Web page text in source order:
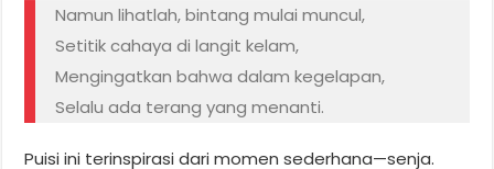
Namun lihatlah, bintang mulai muncul,
Setitik cahaya di langit kelam,
Mengingatkan bahwa dalam kegelapan,
Selalu ada terang yang menanti.
Puisi ini terinspirasi dari momen sederhana—senja.